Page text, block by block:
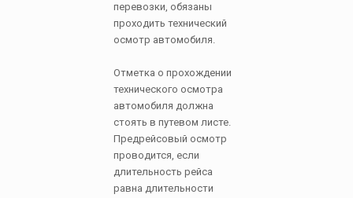
перевозки, обязаны
проходить технический
осмотр автомобиля.
Отметка о прохождении
технического осмотра
автомобиля должна
стоять в путевом листе.
Предрейсовый осмотр
проводится, если
длительность рейса
равна длительности